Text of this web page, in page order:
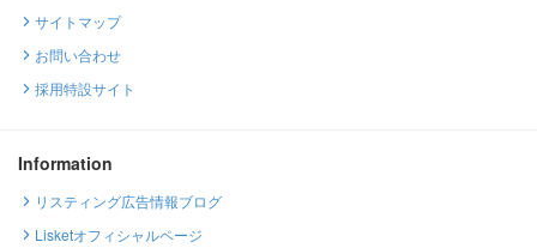
サイトマップ
お問い合わせ
採用特設サイト
Information
リスティング広告情報ブログ
Lisketオフィシャルページ